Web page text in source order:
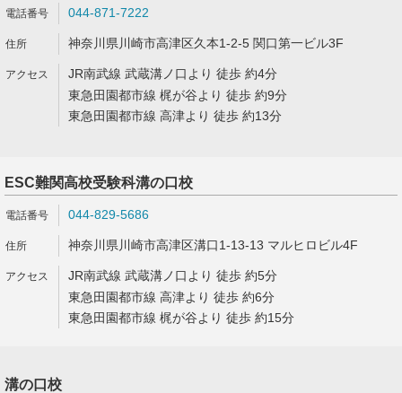
044-871-7222
神奈川県川崎市高津区久本1-2-5 関口第一ビル3F
JR南武線 武蔵溝ノ口より 徒歩 約4分
東急田園都市線 梶が谷より 徒歩 約9分
東急田園都市線 高津より 徒歩 約13分
ESC難関高校受験科溝の口校
044-829-5686
神奈川県川崎市高津区溝口1-13-13 マルヒロビル4F
JR南武線 武蔵溝ノ口より 徒歩 約5分
東急田園都市線 高津より 徒歩 約6分
東急田園都市線 梶が谷より 徒歩 約15分
溝の口校